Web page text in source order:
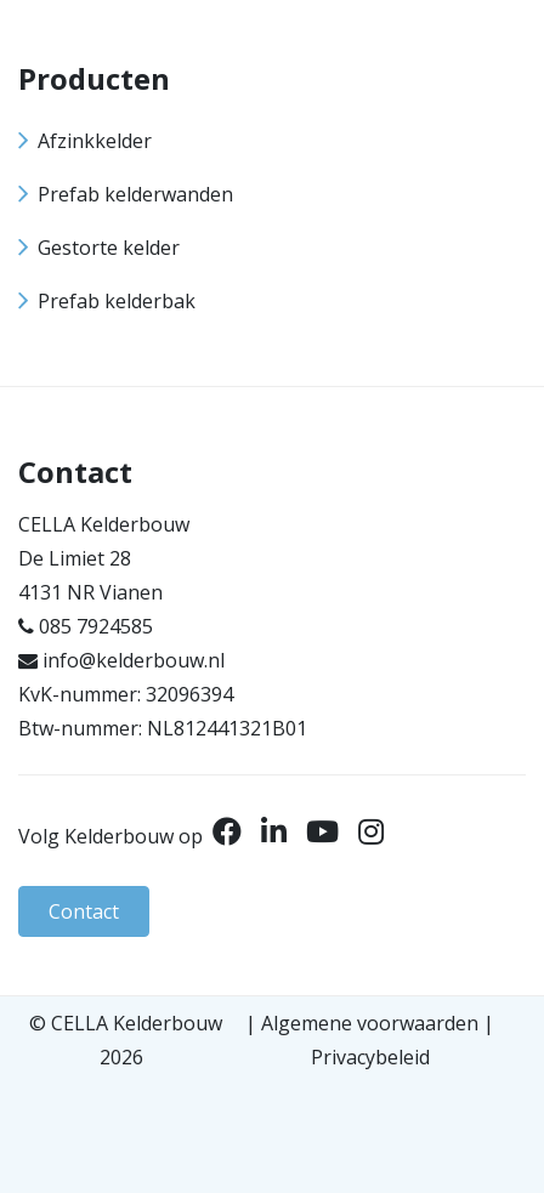
Producten
Afzinkkelder
Prefab kelderwanden
Gestorte kelder
Prefab kelderbak
Contact
CELLA Kelderbouw
De Limiet 28
4131 NR Vianen
085 7924585
info@kelderbouw.nl
KvK-nummer: 32096394
Btw-nummer: NL812441321B01
Volg Kelderbouw op
Contact
© CELLA Kelderbouw
2026
|Algemene voorwaarden |
Privacybeleid